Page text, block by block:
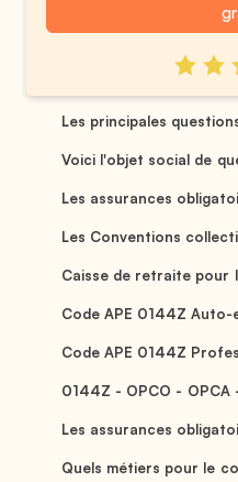
Les principales
Voici l'objet social de
Les assurances
Les Conventions
Caisse de retraite pour
Code APE 0144Z
Code APE 0144Z
0144Z - OPCO -
Les assurances
Quels métiers pour le